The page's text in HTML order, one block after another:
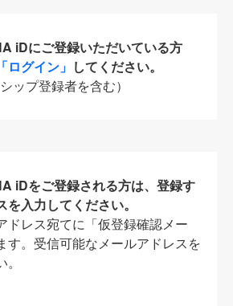
iDにご登録いただいている方
「ログイン」 してください。
ップ登録者を含む）
iDをご登録される方は、登録す
入力してください。
ドレス宛てに「仮登録確認メー
す。受信可能なメールアドレスを